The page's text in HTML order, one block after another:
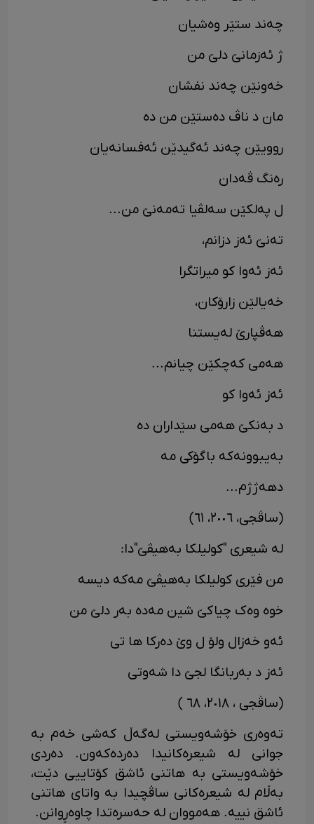
چەند ستێر وەشیان
ژ ئەزمانێ دلێ من
خەونێن چەند نفشان
مان د ناڤ دەستێن من دە
روویێن چەند ئەگیدێن ئەفسانەیان
رەنگ ڤەدان
ل پەلکێن سەلڤیا تەمەنێ من...
تەنێ ئەز دزانم،
ئەز ئەوا کو میراتگرا
خەیالێن زارۆکان،
هەڤپارێ لەیستنا
هەمی کەچکێن چیانم...
ئەز ئەوا کو
د بەنکێ هەمی سێداران دە
بەیبوونەکە باگۆکی مە
دهەژژم...
(ساڤجی، ٢٠٠٦، ٦١)
لە شیعری "کولیلکا بەهیڤێ"دا:
من فێری کولیلکا بەهیڤێ مەکە دیسە
خوە وەک چیاکێ شین مەدە بەر دلێ من
ئەو خەزال ولۆ ل وێ دەرکا ها تی
ئەز د بەربانگا لجێ دا شەوتی
(ساڤجی ، ٢٠١٨، ٦٨ )
تەوەری خۆشەویستی لەگەڵ کەشی خەم بە
جوانی لە شیعرەکانیدا دەردەکەون. دەردی
خۆشەویستی بە هاتنی ئاشق کۆتاییی دێت،
بەڵام لە شیعرەکانی ساڤچیدا بە واتای هاتنی
ئاشق نییە. هەمووان لە حەسرەتدا چاوەڕوانن.